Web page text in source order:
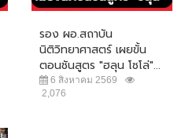
รอง ผอ.สถาบัน
นิติวิทยาศาสตร์ เผยขั้น
ตอนชันสูตร "ฮลุน โซโล่"...
6 สิงหาคม 2569
2,076